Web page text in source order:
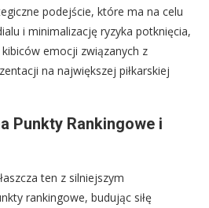
podejście, które ma na celu
i minimalizację ryzyka potknięcia,
emocji związanych z
na największej piłkarskiej
Punkty Rankingowe i
ten z silniejszym
rankingowe, budując siłę